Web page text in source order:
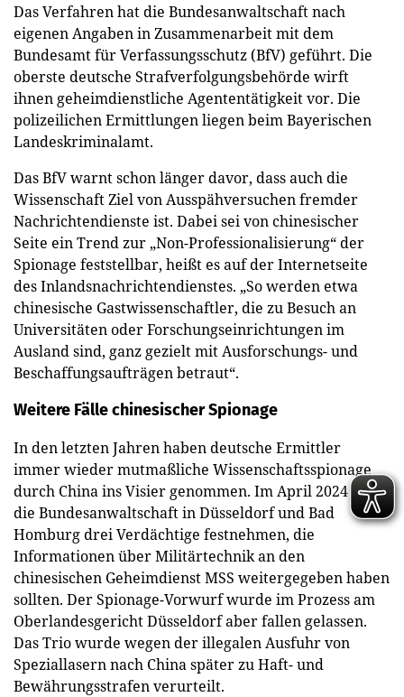
Das Verfahren hat die Bundesanwaltschaft nach
eigenen Angaben in Zusammenarbeit mit dem
Bundesamt für Verfassungsschutz (BfV) geführt. Die
oberste deutsche Strafverfolgungsbehörde wirft
ihnen geheimdienstliche Agententätigkeit vor. Die
polizeilichen Ermittlungen liegen beim Bayerischen
Landeskriminalamt.
Das BfV warnt schon länger davor, dass auch die
Wissenschaft Ziel von Ausspähversuchen fremder
Nachrichtendienste ist. Dabei sei von chinesischer
Seite ein Trend zur „Non-Professionalisierung“ der
Spionage feststellbar, heißt es auf der Internetseite
des Inlandsnachrichtendienstes. „So werden etwa
chinesische Gastwissenschaftler, die zu Besuch an
Universitäten oder Forschungseinrichtungen im
Ausland sind, ganz gezielt mit Ausforschungs- und
Beschaffungsaufträgen betraut“.
Weitere Fälle chinesischer Spionage
In den letzten Jahren haben deutsche Ermittler
immer wieder mutmaßliche Wissenschaftsspionage
durch China ins Visier genommen. Im April 2024 ließ
die Bundesanwaltschaft in Düsseldorf und Bad
Homburg drei Verdächtige festnehmen, die
Informationen über Militärtechnik an den
chinesischen Geheimdienst MSS weitergegeben haben
sollten. Der Spionage-Vorwurf wurde im Prozess am
Oberlandesgericht Düsseldorf aber fallen gelassen.
Das Trio wurde wegen der illegalen Ausfuhr von
Speziallasern nach China später zu Haft- und
Bewährungsstrafen verurteilt.